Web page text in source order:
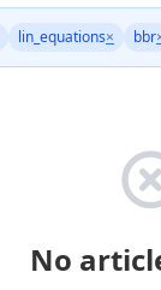
lin_equations× bbr
No